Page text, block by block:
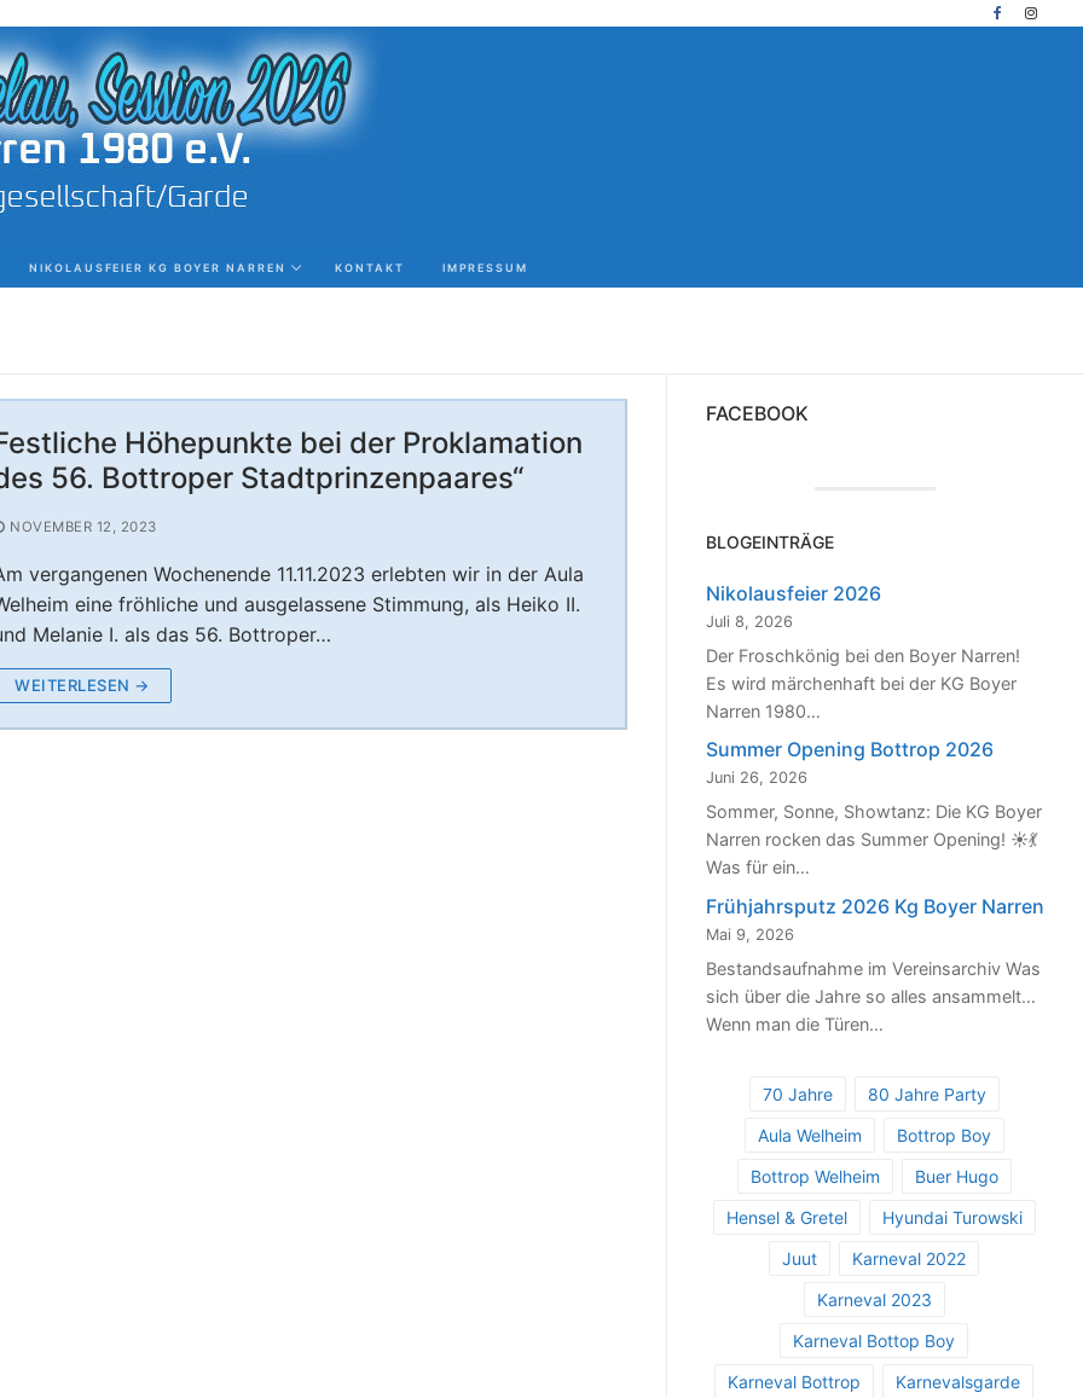
NIKOLAUSFEIER KG BOYER NARREN KONTAKT IMPRESSUM
2025/26
Boyer Narren
– Hensel&Gretel
Höhepunkte bei der Proklamation
56. Bottroper Stadtprinzenpaares“
NOVEMBER 12, 2023
vergangenen Wochenende 11.11.2023 erlebten wir in der Aula
eine fröhliche und ausgelassene Stimmung, als Heiko II.
Melanie I. als das 56. Bottroper…
WEITERLESEN →
FACEBOOK
BLOGEINTRÄGE
Nikolausfeier 2026
Juli 8, 2026
Der Froschkönig bei den Boyer Narren!
Es wird märchenhaft bei der KG Boyer
Narren 1980…
Summer Opening Bottrop 2026
Juni 26, 2026
Sommer, Sonne, Showtanz: Die KG Boyer
Narren rocken das Summer Opening! ☀️💃
Was für ein…
Frühjahrsputz 2026 Kg Boyer Narren
Mai 9, 2026
Bestandsaufnahme im Vereinsarchiv Was
sich über die Jahre so alles ansammelt…
Wenn man die Türen…
70 Jahre
80 Jahre Party
Aula Welheim
Bottrop Boy
Bottrop Welheim
Buer Hugo
Hensel & Gretel
Hyundai Turowski
Juut
Karneval 2022
Karneval 2023
Karneval Bottop Boy
Karneval Bottrop
Karnevalsgarde